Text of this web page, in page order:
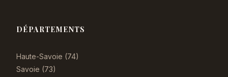
DÉPARTEMENTS
Haute-Savoie (74)
Savoie (73)